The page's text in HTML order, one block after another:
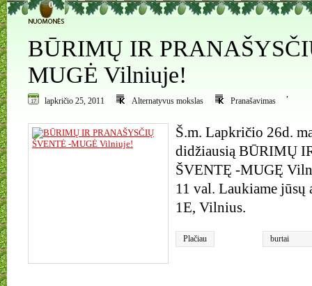
0
BŪRIMŲ IR
MUGĖ Vilniuje!
lapkričio 25, 2011 Alternatyvus mokslas
,
Pranašavimas
Š.m. Lapkričio 26d.
didžiausią BŪRIMŲ
ŠVENTĘ -MUGĘ
11 val. Laukiame jūsų
1E, Vilnius.
Plačiau burtai